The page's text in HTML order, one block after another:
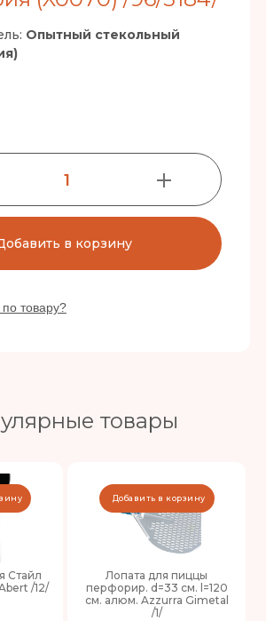
Опытный стекольный
1
в корзину
товару?
товары
Стайл
/12/
Лопата для пиццы
перфорир. d=33 см. l=120
см. алюм. Azzurra Gimetal
/1/
Добавить в корзину